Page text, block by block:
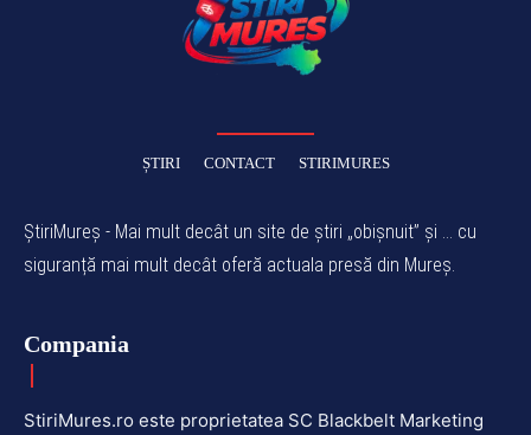
ȘTIRI CONTACT STIRIMURES
ȘtiriMureș - Mai mult decât un site de știri „obișnuit” și ... cu
siguranță mai mult decât oferă actuala presă din Mureș.
Compania
StiriMures.ro este proprietatea SC Blackbelt Marketing